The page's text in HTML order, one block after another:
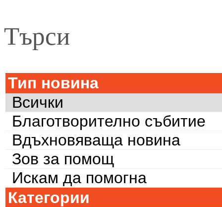
Търси
Тип новина
Всички
Благотворително събитие
Вдъхновяваща новина
Зов за помощ
Искам да помогна
Категории